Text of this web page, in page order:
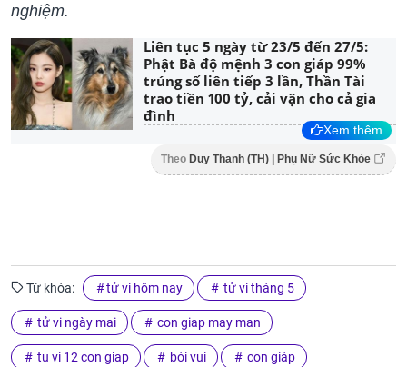
nghiệm.
Liên tục 5 ngày từ 23/5 đến 27/5:
Phật Bà độ mệnh 3 con giáp 99%
trúng số liên tiếp 3 lần, Thần Tài
trao tiền 100 tỷ, cải vận cho cả gia
đình
Xem thêm
Theo Duy Thanh (TH) | Phụ Nữ Sức Khỏe
Từ khóa: tử vi hôm nay tử vi tháng 5
tử vi ngày mai con giap may man
tu vi 12 con giap bói vui con giáp